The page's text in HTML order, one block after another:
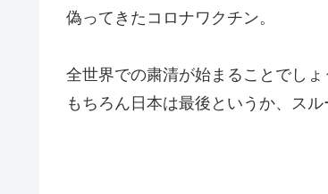
偽ってきたコロナワクチン。
全世界での粛清が始まることでしょ
もちろん日本は最後というか、スル